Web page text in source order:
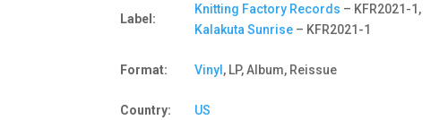
Label:
Knitting Factory Records – KFR2021-1,
Kalakuta Sunrise – KFR2021-1
Format: Vinyl , LP, Album, Reissue
Country: US